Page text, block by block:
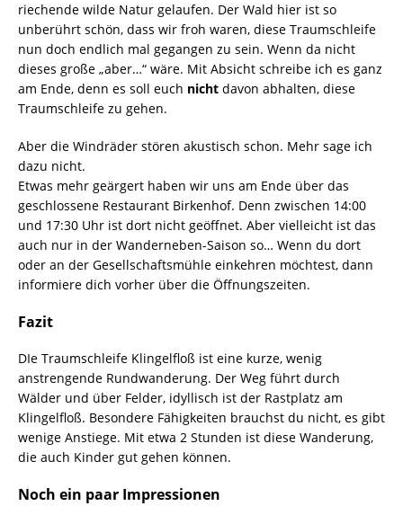
riechende wilde Natur gelaufen. Der Wald hier ist so
unberührt schön, dass wir froh waren, diese Traumschleife
nun doch endlich mal gegangen zu sein. Wenn da nicht
dieses große „aber…“ wäre. Mit Absicht schreibe ich es ganz
am Ende, denn es soll euch nicht davon abhalten, diese
Traumschleife zu gehen.
Aber die Windräder stören akustisch schon. Mehr sage ich
dazu nicht.
Etwas mehr geärgert haben wir uns am Ende über das
geschlossene Restaurant Birkenhof. Denn zwischen 14:00
und 17:30 Uhr ist dort nicht geöffnet. Aber vielleicht ist das
auch nur in der Wanderneben-Saison so… Wenn du dort
oder an der Gesellschaftsmühle einkehren möchtest, dann
informiere dich vorher über die Öffnungszeiten.
Fazit
DIe Traumschleife Klingelfloß ist eine kurze, wenig
anstrengende Rundwanderung. Der Weg führt durch
Wälder und über Felder, idyllisch ist der Rastplatz am
Klingelfloß. Besondere Fähigkeiten brauchst du nicht, es gibt
wenige Anstiege. Mit etwa 2 Stunden ist diese Wanderung,
die auch Kinder gut gehen können.
Noch ein paar Impressionen